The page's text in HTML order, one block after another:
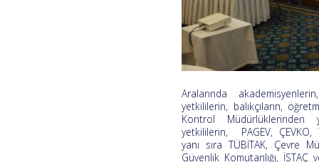
Aralarında
yetkililerin, balıkçıların,
Kontrol Müdürlüklerinden
yetkililerin, PAGEV, ÇEVKO,
yanı sıra TÜBİTAK, Çevre
Güvenlik Komutanlığı, İSTAÇ